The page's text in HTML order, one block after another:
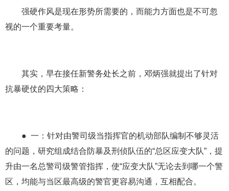
强硬作风是现在形势所需要的，而能力方面也是不可忽
视的一个重要考量。
其实，早在接任新警务处长之前，邓炳强就提出了针对
抗暴硬仗的四大策略：
● 一：针对由警司级当指挥官的机动部队编制不够灵活
的问题，研究组成结合防暴及刑侦队伍的“总区应变大队”，提
升由一名总警司级警管指挥，使“应变大队”无论去到哪一个警
区，均能与当区最高级的警官更容易沟通，互相配合。